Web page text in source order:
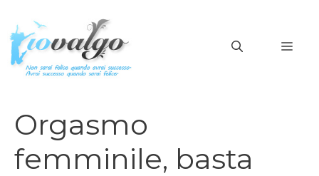
contenuto
Orgasmo
femminile, basta